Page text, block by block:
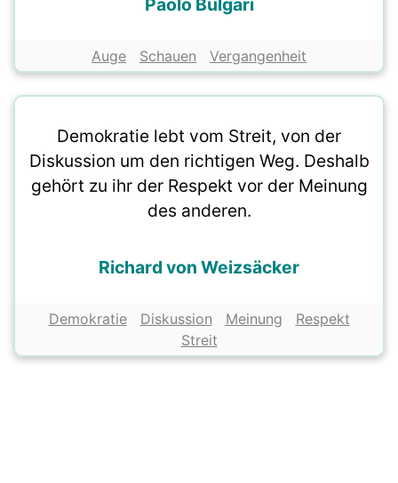
Paolo Bulgari
Auge Schauen Vergangenheit
Demokratie lebt vom Streit, von der
Diskussion um den richtigen Weg. Deshalb
gehört zu ihr der Respekt vor der Meinung
des anderen.
Richard von Weizsäcker
Demokratie Diskussion Meinung
Respekt
Streit